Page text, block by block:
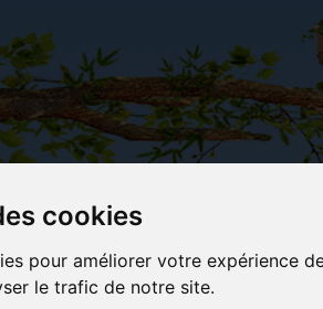
cookies
pour améliorer votre expérience
le trafic de notre site.
et
Objets déco et
cadeaux
originaux
Du